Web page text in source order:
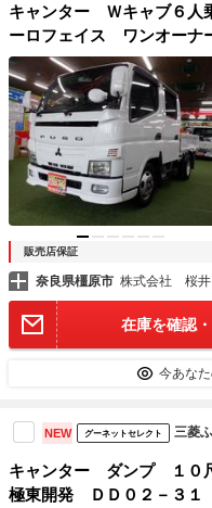
キャンター Ｗキャブ６
ーロフェイス ワンオーナ
開 社外ナビ バックカメ
販売店保証
奈良県橿原市 株式会社 桜井
在庫を確認
今あな
NEW グーネットセレクト 三菱
キャンター ダンプ １
極東開発 ＤＤ０２－３